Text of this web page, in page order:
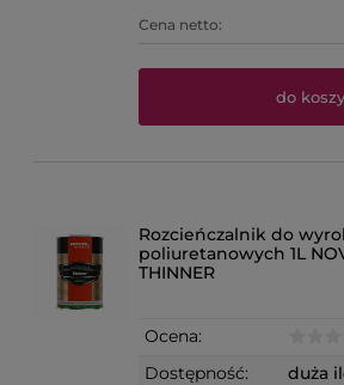
Cena netto:
do
Rozcieńczalnik do
poliuretanowych 1L
THINNER
Ocena:
Dostępność:
duża